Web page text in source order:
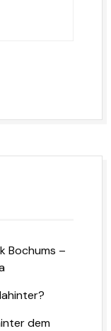
Bochums –
dem